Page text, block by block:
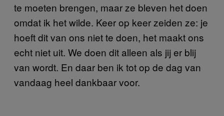
te moeten brengen, maar ze bleven het doen
omdat ik het wilde. Keer op keer zeiden ze: je
hoeft dit van ons niet te doen, het maakt ons
echt niet uit. We doen dit alleen als jij er blij
van wordt. En daar ben ik tot op de dag van
vandaag heel dankbaar voor.